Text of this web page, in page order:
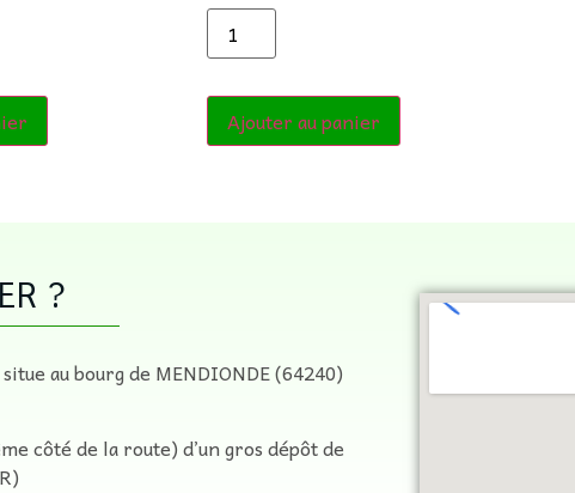
Ajouter au panier
?
au bourg de MENDIONDE (64240)
côté de la route) d’un gros dépôt de